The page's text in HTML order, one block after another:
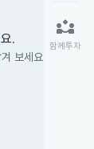
.
보세요.
partner_exchange
함께투자